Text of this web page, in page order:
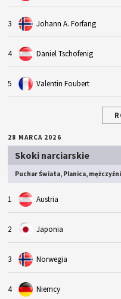
3 Johann A. Forfang
4 Daniel Tschofenig
5 Valentin Foubert
28 MARCA 2026
Skoki narciarskie
Puchar Świata, Planica,
1 Austria
2 Japonia
3 Norwegia
4 Niemcy